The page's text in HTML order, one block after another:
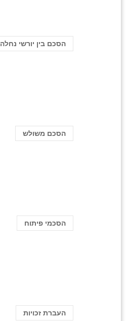
הסכם בין יורשי נחלה
הסכם משולש
הסכמי פיתוח
העברת זכויות